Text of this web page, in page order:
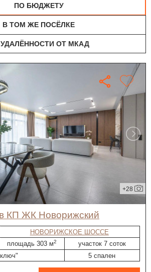
ПО БЮДЖЕТУ
В ТОМ ЖЕ ПОСЁЛКЕ
ОТ МКАД
+28
в КП ЖК Новорижский
НОВОРИЖСКОЕ ШОССЕ
площадь 303 м2
участок 7 соток
5 спален